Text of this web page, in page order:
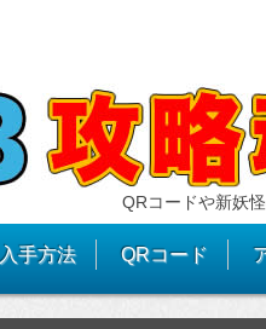
QRコードや新妖
手方法 QRコード